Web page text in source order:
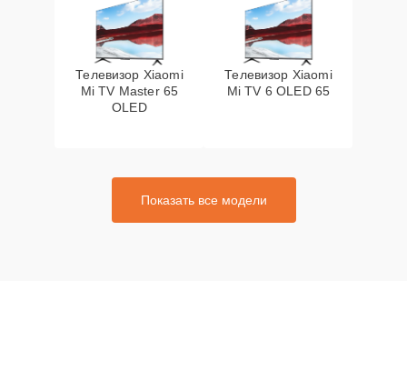
Телевизор Xiaomi
Mi TV Master 65
OLED
Телевизор Xiaomi
Mi TV 6 OLED 65
Показать все модели